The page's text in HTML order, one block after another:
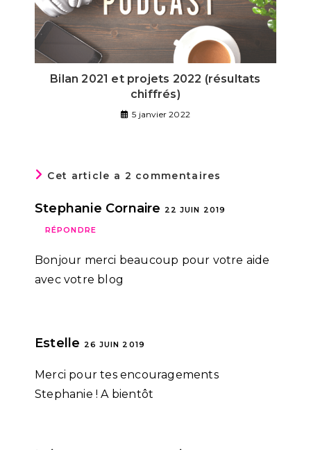
Bilan 2021 et projets 2022 (résultats
chiffrés)
5 janvier 2022
Cet article a 2 commentaires
Stephanie Cornaire 22 JUIN 2019
RÉPONDRE
Bonjour merci beaucoup pour votre aide
avec votre blog
Estelle 26 JUIN 2019
Merci pour tes encouragements
Stephanie ! A bientôt